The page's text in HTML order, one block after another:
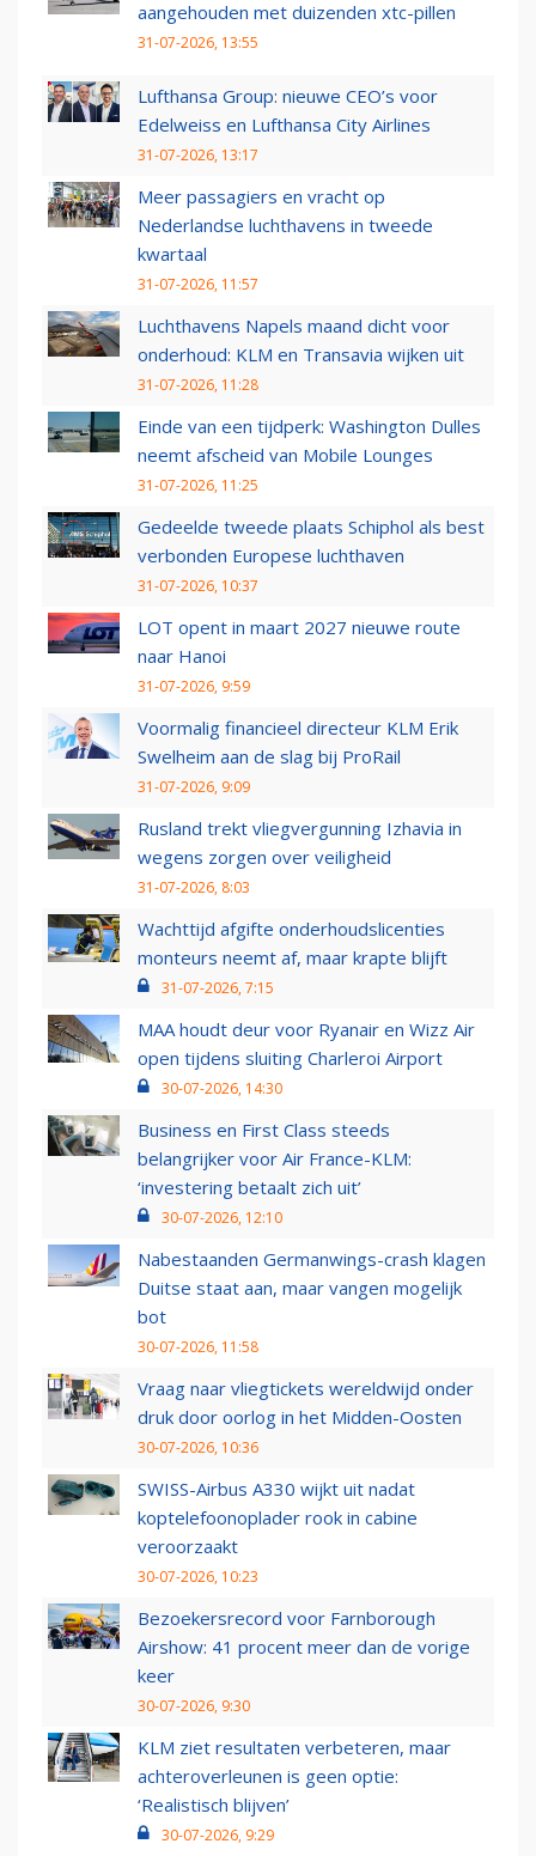
aangehouden met duizenden xtc-pillen
31-07-2026, 13:55
Lufthansa Group: nieuwe CEO’s voor
Edelweiss en Lufthansa City Airlines
31-07-2026, 13:17
Meer passagiers en vracht op
Nederlandse luchthavens in tweede
kwartaal
31-07-2026, 11:57
Luchthavens Napels maand dicht voor
onderhoud: KLM en Transavia wijken uit
31-07-2026, 11:28
Einde van een tijdperk: Washington Dulles
neemt afscheid van Mobile Lounges
31-07-2026, 11:25
Gedeelde tweede plaats Schiphol als best
verbonden Europese luchthaven
31-07-2026, 10:37
LOT opent in maart 2027 nieuwe route
naar Hanoi
31-07-2026, 9:59
Voormalig financieel directeur KLM Erik
Swelheim aan de slag bij ProRail
31-07-2026, 9:09
Rusland trekt vliegvergunning Izhavia in
wegens zorgen over veiligheid
31-07-2026, 8:03
Wachttijd afgifte onderhoudslicenties
monteurs neemt af, maar krapte blijft
31-07-2026, 7:15
MAA houdt deur voor Ryanair en Wizz Air
open tijdens sluiting Charleroi Airport
30-07-2026, 14:30
Business en First Class steeds
belangrijker voor Air France-KLM:
‘investering betaalt zich uit’
30-07-2026, 12:10
Nabestaanden Germanwings-crash klagen
Duitse staat aan, maar vangen mogelijk
bot
30-07-2026, 11:58
Vraag naar vliegtickets wereldwijd onder
druk door oorlog in het Midden-Oosten
30-07-2026, 10:36
SWISS-Airbus A330 wijkt uit nadat
koptelefoonoplader rook in cabine
veroorzaakt
30-07-2026, 10:23
Bezoekersrecord voor Farnborough
Airshow: 41 procent meer dan de vorige
keer
30-07-2026, 9:30
KLM ziet resultaten verbeteren, maar
achteroverleunen is geen optie:
‘Realistisch blijven’
30-07-2026, 9:29